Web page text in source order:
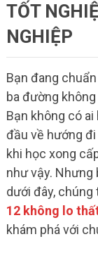
TỐT
NGHIỆP
Bạn đang
ba đường
Bạn không có
đầu về hướng
khi học xong
như vậy. Nhưng
dưới đây, chúng
12 không lo
khám phá với